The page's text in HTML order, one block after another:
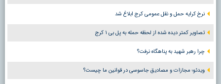
نرخ کرایه حمل و نقل عمومی کرج ابلاغ شد
تصاویر کمتر دیده شده از لحظه حمله به پل بی ۱ کرج
چرا رهبر شهید به پناهگاه نرفت؟
ویدئو؛ مجازات و مصادیق جاسوسی در قوانین ما چیست؟